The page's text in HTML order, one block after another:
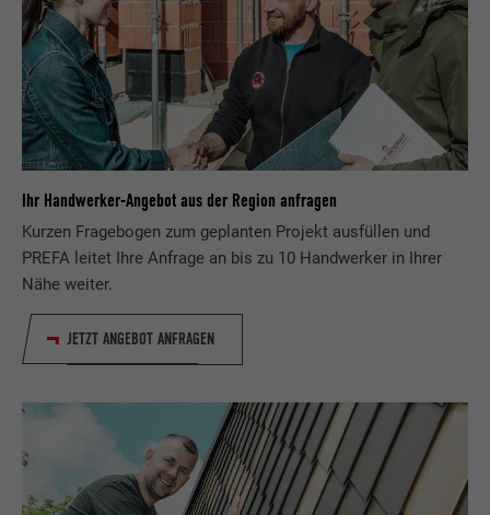
Ihr Handwerker-Angebot aus der Region anfragen
Kurzen Fragebogen zum geplanten Projekt ausfüllen und
PREFA leitet Ihre Anfrage an bis zu 10 Handwerker in Ihrer
Nähe weiter.
JETZT ANGEBOT ANFRAGEN